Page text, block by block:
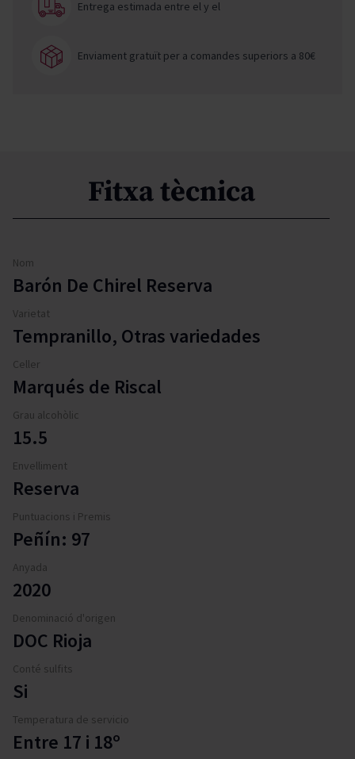
Entrega estimada entre ely el
Enviament gratuït per a comandes superiors a 80€
Fitxa tècnica
Nom
Barón De Chirel Reserva
Varietat
Tempranillo, Otras variedades
Celler
Marqués de Riscal
Grau alcohòlic
15.5
Envelliment
Reserva
Puntuacions i Premis
Peñín: 97
Anyada
2020
Denominació d'origen
DOC Rioja
Conté sulfits
Si
Temperatura de servicio
Entre 17 i 18º